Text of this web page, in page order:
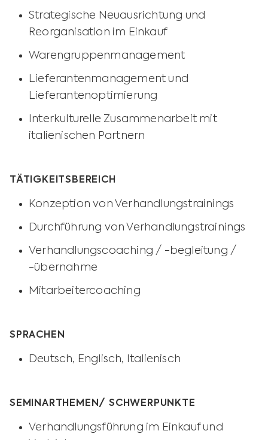
Strategische Neuausrichtung und
Reorganisation im Einkauf
Warengruppenmanagement
Lieferantenmanagement und
Lieferantenoptimierung
Interkulturelle Zusammenarbeit mit
italienischen Partnern
TÄTIGKEITSBEREICH
Konzeption von Verhandlungstrainings
Durchführung von Verhandlungstrainings
Verhandlungscoaching / -begleitung /
-übernahme
Mitarbeitercoaching
SPRACHEN
Deutsch, Englisch, Italienisch
SEMINARTHEMEN/ SCHWERPUNKTE
Verhandlungsführung im Einkauf und